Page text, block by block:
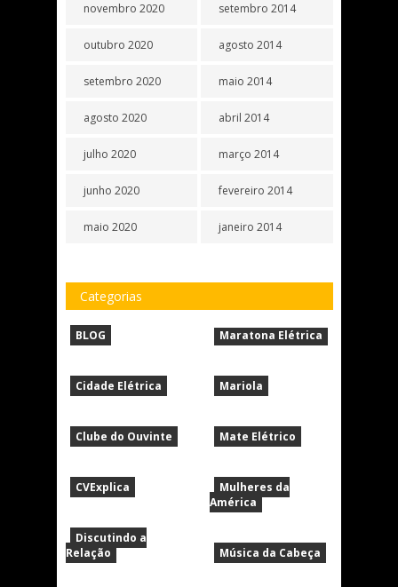
novembro 2020
outubro 2020
setembro 2020
agosto 2020
julho 2020
junho 2020
maio 2020
setembro 2014
agosto 2014
maio 2014
abril 2014
março 2014
fevereiro 2014
janeiro 2014
Categorias
BLOG
Cidade Elétrica
Clube do Ouvinte
CVExplica
Discutindo a
Relação
Maratona Elétrica
Mariola
Mate Elétrico
Mulheres da
América
Música da Cabeça